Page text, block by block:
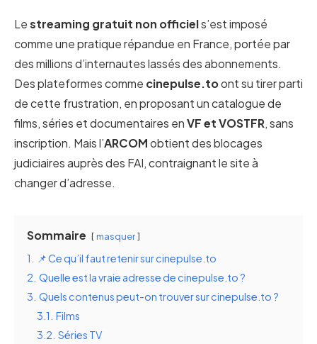
Lestreaming gratuit non officiels’est imposé
comme une pratique répandue en France, portée par
des millions d’internautes lassés des abonnements.
Des plateformes comme cinepulse.toont su tirer parti
de cette frustration, en proposant un catalogue de
films, séries et documentaires enVF et VOSTFR, sans
inscription. Mais l’ARCOMobtient des blocages
judiciaires auprès des FAI, contraignant le site à
changer d’adresse.
Sommaire masquer
1.
📌 Ce qu’il faut retenir sur cinepulse.to
2. Quelle est la vraie adresse de cinepulse.to ?
3. Quels contenus peut-on trouver sur cinepulse.to ?
3.1. Films
3.2. Séries TV